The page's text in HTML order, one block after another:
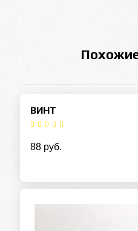
ВИНТ
88 руб.